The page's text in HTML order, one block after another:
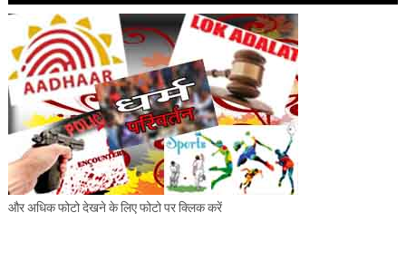
और अधिक फोटो देखने के लिए फोटो पर क्लिक करें